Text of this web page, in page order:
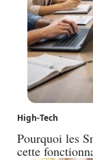
High-Tech
Pourquoi les
cette